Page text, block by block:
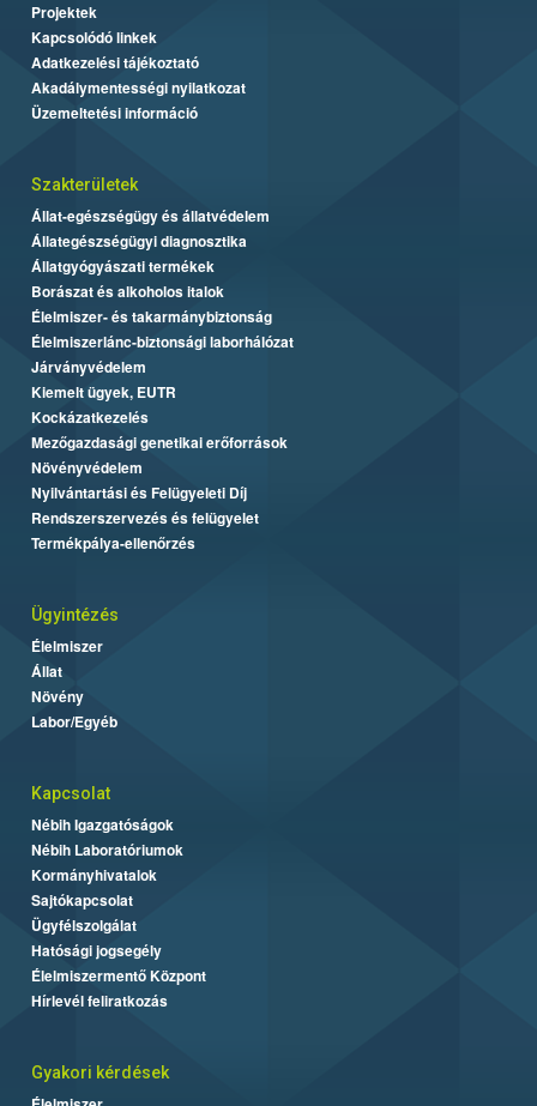
Projektek
Kapcsolódó linkek
Adatkezelési tájékoztató
Akadálymentességi nyilatkozat
Üzemeltetési információ
Szakterületek
Állat-egészségügy és állatvédelem
Állategészségügyi diagnosztika
Állatgyógyászati termékek
Borászat és alkoholos italok
Élelmiszer- és takarmánybiztonság
Élelmiszerlánc-biztonsági laborhálózat
Járványvédelem
Kiemelt ügyek, EUTR
Kockázatkezelés
Mezőgazdasági genetikai erőforrások
Növényvédelem
Nyilvántartási és Felügyeleti Díj
Rendszerszervezés és felügyelet
Termékpálya-ellenőrzés
Ügyintézés
Élelmiszer
Állat
Növény
Labor/Egyéb
Kapcsolat
Nébih Igazgatóságok
Nébih Laboratóriumok
Kormányhivatalok
Sajtókapcsolat
Ügyfélszolgálat
Hatósági jogsegély
Élelmiszermentő Központ
Hírlevél feliratkozás
Gyakori kérdések